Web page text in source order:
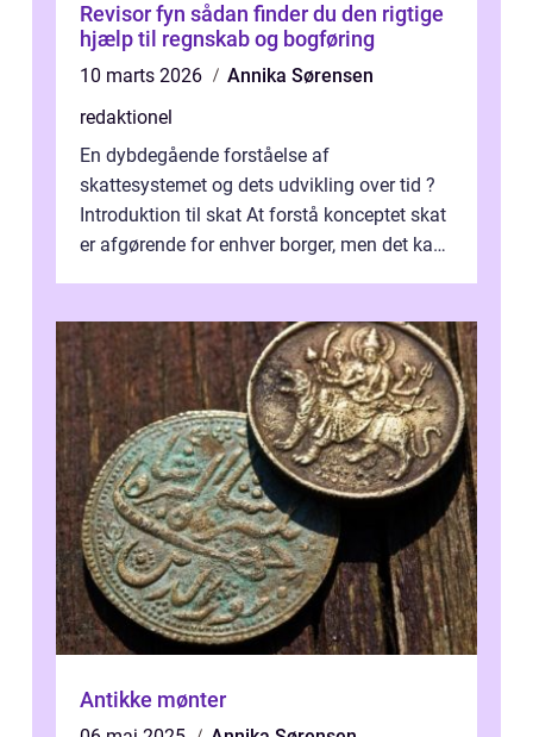
Revisor fyn sådan finder du den rigtige
hjælp til regnskab og bogføring
10 marts 2026
Annika Sørensen
redaktionel
En dybdegående forståelse af
skattesystemet og dets udvikling over tid ?
Introduktion til skat At forstå konceptet skat
er afgørende for enhver borger, men det kan
Antikke mønter